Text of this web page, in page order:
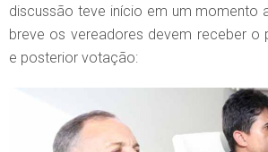
discussão teve início em um momento
breve os vereadores devem receber o
e posterior votação: